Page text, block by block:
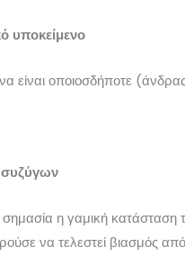
υποκείμενο
είναι οποιοσδήποτε
σημασία η γαμική
να τελεστεί βιασμός